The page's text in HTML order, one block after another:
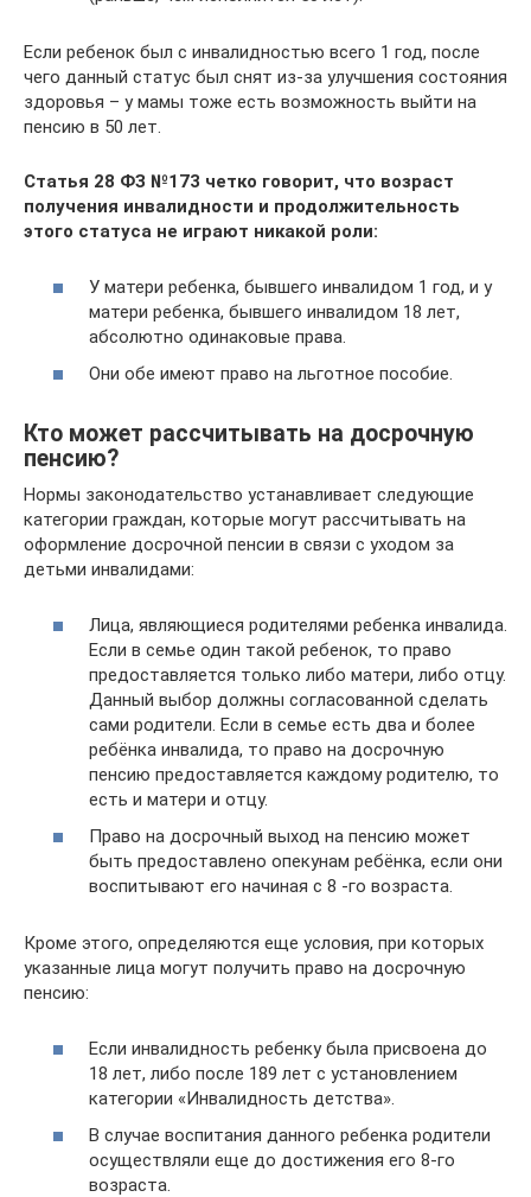
Если ребенок был с инвалидностью всего 1 год, после
чего данный статус был снят из-за улучшения состояния
здоровья – у мамы тоже есть возможность выйти на
пенсию в 50 лет.
Статья 28 ФЗ №173 четко говорит, что возраст
получения инвалидности и продолжительность
этого статуса не играют никакой роли:
У матери ребенка, бывшего инвалидом 1 год, и у
матери ребенка, бывшего инвалидом 18 лет,
абсолютно одинаковые права.
Они обе имеют право на льготное пособие.
Кто может рассчитывать на досрочную
пенсию?
Нормы законодательство устанавливает следующие
категории граждан, которые могут рассчитывать на
оформление досрочной пенсии в связи с уходом за
детьми инвалидами:
Лица, являющиеся родителями ребенка инвалида.
Если в семье один такой ребенок, то право
предоставляется только либо матери, либо отцу.
Данный выбор должны согласованной сделать
сами родители. Если в семье есть два и более
ребёнка инвалида, то право на досрочную
пенсию предоставляется каждому родителю, то
есть и матери и отцу.
Право на досрочный выход на пенсию может
быть предоставлено опекунам ребёнка, если они
воспитывают его начиная с 8 -го возраста.
Кроме этого, определяются еще условия, при которых
указанные лица могут получить право на досрочную
пенсию:
Если инвалидность ребенку была присвоена до
18 лет, либо после 189 лет с установлением
категории «Инвалидность детства».
В случае воспитания данного ребенка родители
осуществляли еще до достижения его 8-го
возраста.